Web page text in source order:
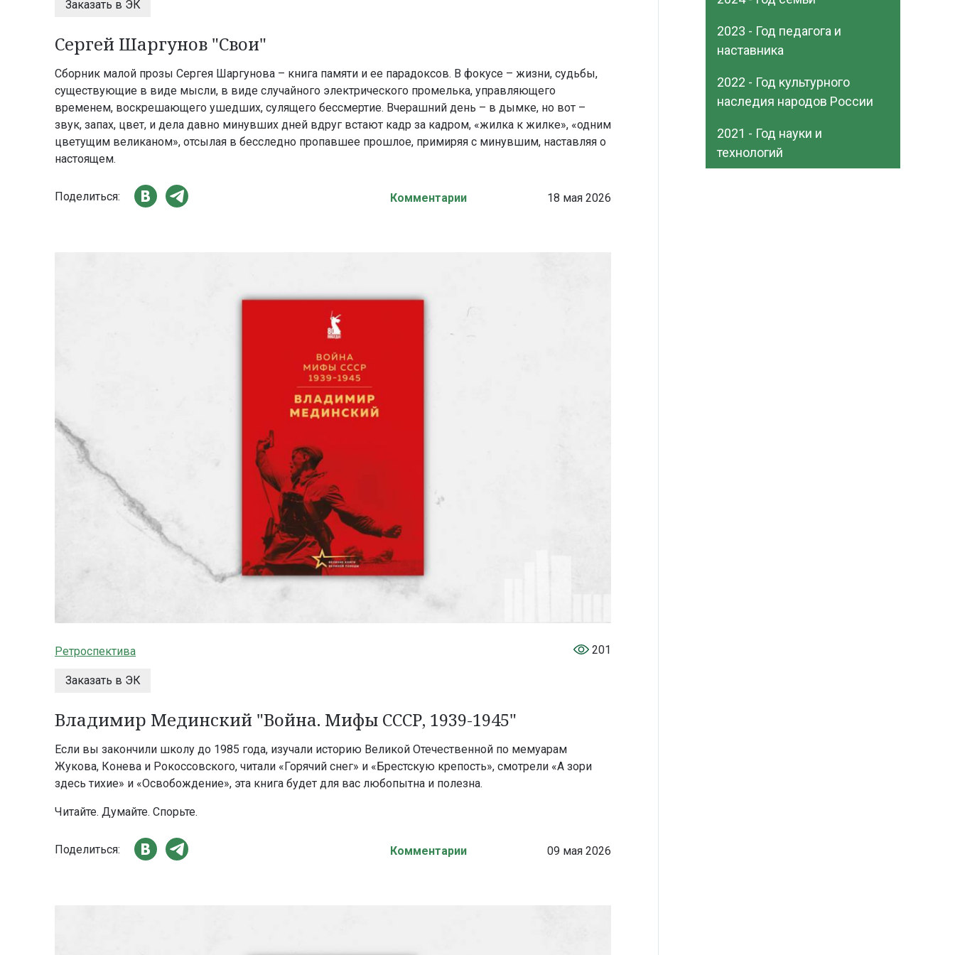
Заказать в ЭК
Сергей Шаргунов "Свои"
Сборник малой прозы Сергея Шаргунова – книга памяти и ее парадоксов. В фокусе – жизни, судьбы,
существующие в виде мысли, в виде случайного электрического промелька, управляющего
временем, воскрешающего ушедших, сулящего бессмертие. Вчерашний день – в дымке, но вот –
звук, запах, цвет, и дела давно минувших дней вдруг встают кадр за кадром, «жилка к жилке», «одним
цветущим великаном», отсылая в бесследно пропавшее прошлое, примиряя с минувшим, наставляя о
настоящем.
18 мая 2026
Поделиться: Комментарии
Ретроспектива
Заказать в ЭК
201
Владимир Мединский "Война. Мифы СССР, 1939-1945"
Если вы закончили школу до 1985 года, изучали историю Великой Отечественной по мемуарам
Жукова, Конева и Рокоссовского, читали «Горячий снег» и «Брестскую крепость», смотрели «А зори
здесь тихие» и «Освобождение», эта книга будет для вас любопытна и полезна.
Читайте. Думайте. Спорьте.
09 мая 2026
Поделиться: Комментарии
2023 - Год педагога и
наставника
2022 - Год культурного
наследия народов России
2021 - Год науки и
технологий